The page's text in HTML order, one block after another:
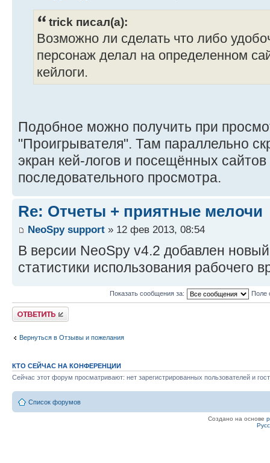
trick писал(а):
Возможно ли сделать что либо
персонаж делал на определенном
кейлоги.
Подобное можно получить при
"Проигрывателя". Там параллельно
экран кей-логов и посещённых
последовательного просмотра.
Re: Отчеты + приятные мелочи
NeoSpy support » 12 фев 2013, 08:54
В версии NeoSpy v4.2 добавлен
статистики использования рабочего
Показать сообщения за: Поле
Ответить
Вернуться в Отзывы и пожелания
КТО СЕЙЧАС НА КОНФЕРЕНЦИИ
Сейчас этот форум просматривают: нет зарегистрированных пользователей и
Список форумов
Создано на основе